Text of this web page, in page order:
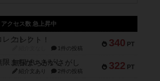
アクセス数 急上昇中
340 PT
コレクト！
1件の投稿
322 PT
無限まちがいさがし
紹介文あり 2件の投稿